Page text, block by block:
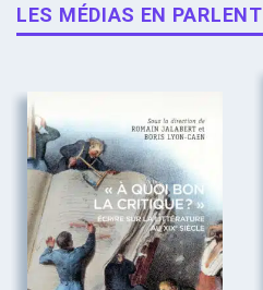
LES MÉDIAS EN PARLENT